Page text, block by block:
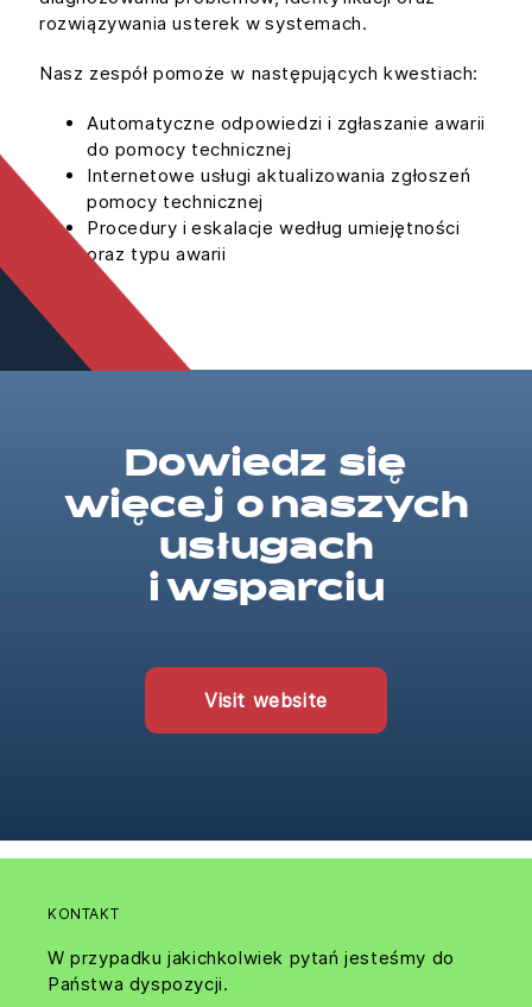
rozwiązywania usterek w systemach.
Nasz zespół pomoże w następujących kwestiach:
Automatyczne odpowiedzi i zgłaszanie awarii
do pomocy technicznej
Internetowe usługi aktualizowania zgłoszeń
pomocy technicznej
Procedury i eskalacje według umiejętności
oraz typu awarii
Dowiedz się
więcej o naszych
usługach
i wsparciu
Visit website
KONTAKT
W przypadku jakichkolwiek pytań jesteśmy do
Państwa dyspozycji.